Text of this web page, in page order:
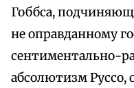
Гоббса,
не оправданному
сентиментально-
абсолютизм